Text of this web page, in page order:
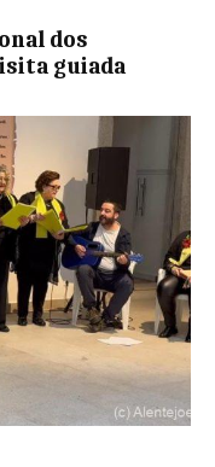
dos
guiada